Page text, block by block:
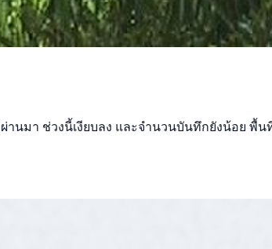
านมา ช่วงนี้เงียบลง และจำนวนบันทึกยังน้อย